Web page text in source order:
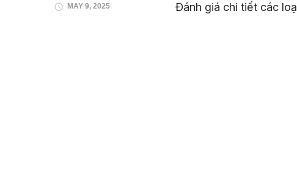
MAY 9, 2025 Đánh giá chi tiết các